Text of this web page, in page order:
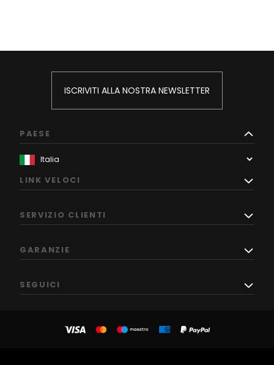
ISCRIVITI ALLA NOSTRA NEWSLETTER
PAESE
LINK VELOCI
SERVIZIO CLIENTI
GARANZIE
SEGUICI